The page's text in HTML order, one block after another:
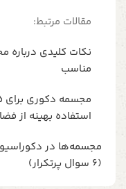
مقالات مرتبط:
نکات کلیدی درباره
مناسب
مجسمه دکوری برای
استفاده بهینه از فضا
مجسمه‌ها در
(6 سوال پرتکرار)